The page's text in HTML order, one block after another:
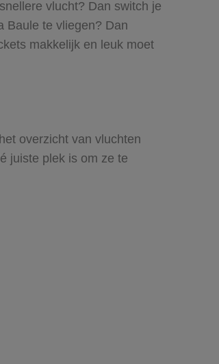
vlucht? Dan switch je
Baule te vliegen? Dan
makkelijk en leuk moet
overzicht van vluchten
juiste plek is om ze te